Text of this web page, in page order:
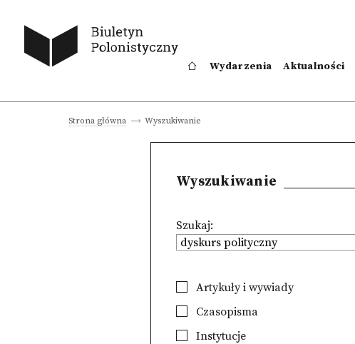
Wydarzenia Aktualności
Strona główna Wyszukiwanie
Wyszukiwanie
Szukaj:
Artykuły i wywiady
Czasopisma
Instytucje